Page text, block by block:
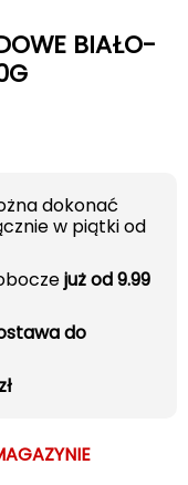
BIAŁO-
dokonać
w piątki od
już od 9.99
do